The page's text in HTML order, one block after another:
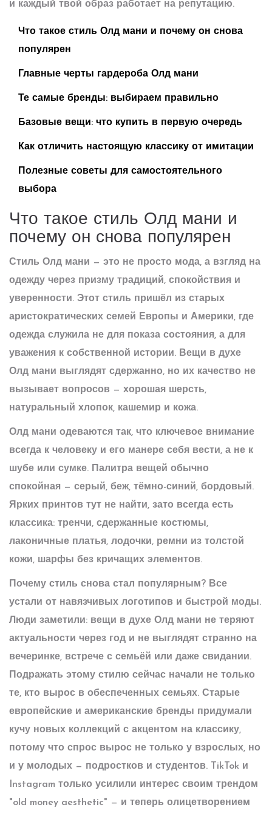
и каждый твой образ работает на репутацию.
Что такое стиль Олд мани и почему он снова
популярен
Главные черты гардероба Олд мани
Те самые бренды: выбираем правильно
Базовые вещи: что купить в первую очередь
Как отличить настоящую классику от имитации
Полезные советы для самостоятельного
выбора
Что такое стиль Олд мани и
почему он снова популярен
Стиль Олд мани — это не просто мода, а взгляд на
одежду через призму традиций, спокойствия и
уверенности. Этот стиль пришёл из старых
аристократических семей Европы и Америки, где
одежда служила не для показа состояния, а для
уважения к собственной истории. Вещи в духе
Олд мани выглядят сдержанно, но их качество не
вызывает вопросов — хорошая шерсть,
натуральный хлопок, кашемир и кожа.
Олд мани одеваются так, что ключевое внимание
всегда к человеку и его манере себя вести, а не к
шубе или сумке. Палитра вещей обычно
спокойная — серый, беж, тёмно-синий, бордовый.
Ярких принтов тут не найти, зато всегда есть
классика: тренчи, сдержанные костюмы,
лаконичные платья, лодочки, ремни из толстой
кожи, шарфы без кричащих элементов.
Почему стиль снова стал популярным? Все
устали от навязчивых логотипов и быстрой моды.
Люди заметили: вещи в духе Олд мани не теряют
актуальности через год и не выглядят странно на
вечеринке, встрече с семьёй или даже свидании.
Подражать этому стилю сейчас начали не только
те, кто вырос в обеспеченных семьях. Старые
европейские и американские бренды придумали
кучу новых коллекций с акцентом на классику,
потому что спрос вырос не только у взрослых, но
и у молодых — подростков и студентов. TikTok и
Instagram только усилили интерес своим трендом
"old money aesthetic" — и теперь олицетворением